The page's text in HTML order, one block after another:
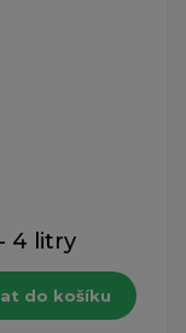
4 litry
do košíku